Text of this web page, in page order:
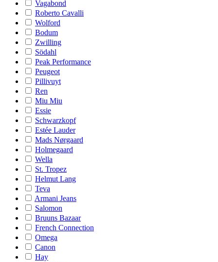
Vagabond
Roberto Cavalli
Wolford
Bodum
Zwilling
Södahl
Peak Performance
Peugeot
Pillivuyt
Ren
Miu Miu
Essie
Schwarzkopf
Estée Lauder
Mads Nørgaard
Holmegaard
Wella
St. Tropez
Helmut Lang
Teva
Armani Jeans
Salomon
Bruuns Bazaar
French Connection
Omega
Canon
Hay